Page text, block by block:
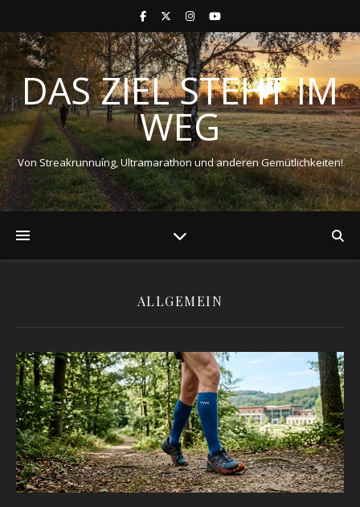
DAS ZIEL STEHT IM
WEG
Von Streakrunnuíng, Ultramarathon und anderen Gemütlichkeiten!
ALLGEMEIN